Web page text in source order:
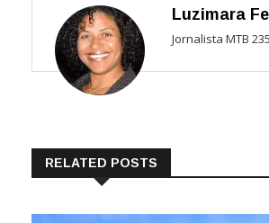
Luzimara
Jornalista MTB
RELATED POSTS